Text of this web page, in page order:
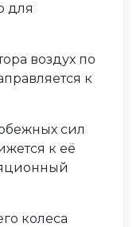
для
воздух по
к
сил
к её
колеса